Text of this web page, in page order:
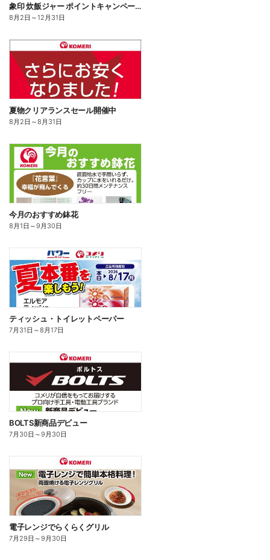
象印 炊飯ジャー ポイントキャンペーン
8月2日 ～12月31日
夏物クリアランスセール開催中
8月2日 ～8月31日
今月のおすすめ鉢花
8月1日 ～9月30日
ティッシュ・トイレットペーパー
7月31日 ～8月17日
BOLTS新商品デビュー
7月30日 ～9月30日
電子レンジでらくらくグリル
7月29日 ～9月30日